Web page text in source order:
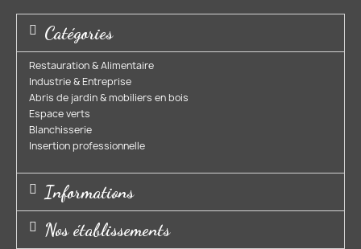
Catégories
Restauration & Alimentaire
Industrie & Entreprise​
Abris de jardin & mobiliers en bois​
Espace verts​
Blanchisserie​
Insertion professionnelle​
Informations
Nos établissements